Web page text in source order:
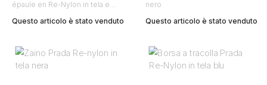
épaule en Re-Nylon in tela e
Questo articolo è stato venduto
nero
Questo articolo è stato venduto